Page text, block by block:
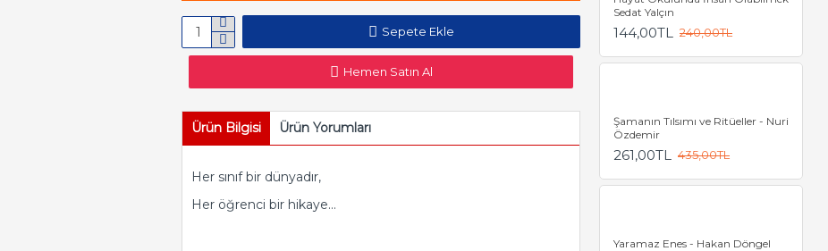
Sepete Ekle
Hemen Satın Al
Ürün Bilgisi Ürün Yorumları
Her sınıf bir dünyadır,
Her öğrenci bir hikaye...
Sedat Yalçın
144,00TL 240,00TL
Şamanın Tılsımı ve Ritüeller - Nuri
Özdemir
261,00TL 435,00TL
Yaramaz Enes - Hakan Döngel